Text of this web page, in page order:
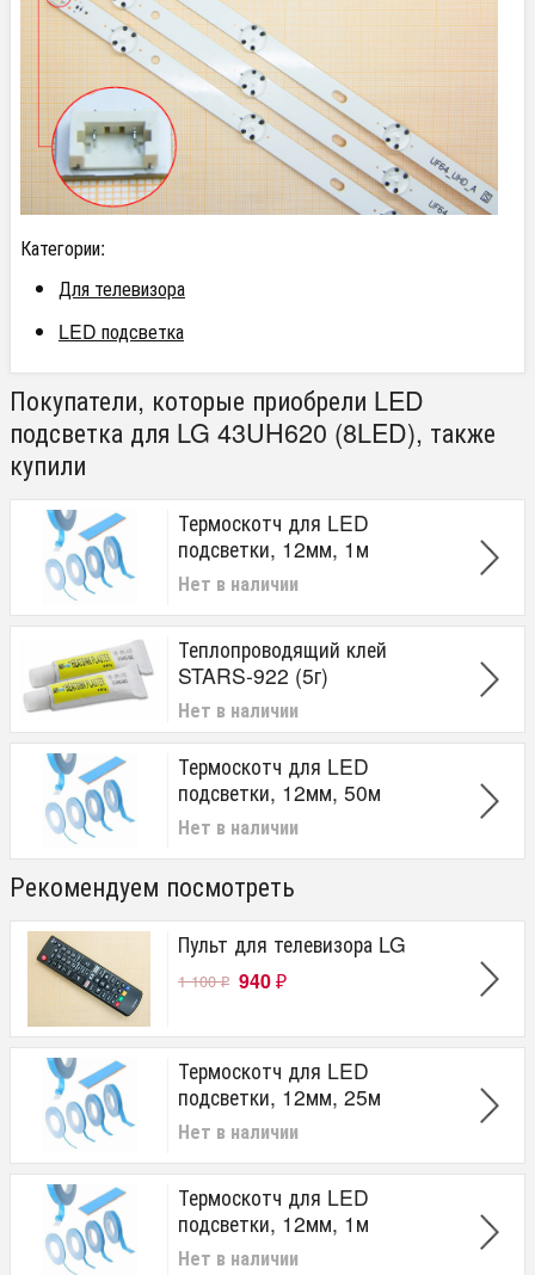
Категории:
Для телевизора
LED подсветка
Покупатели, которые приобрели LED
подсветка для LG 43UH620 (8LED), также
купили
Термоскотч для LED
подсветки, 12мм, 1м
Нет в наличии
Теплопроводящий клей
STARS-922 (5г)
Нет в наличии
Термоскотч для LED
подсветки, 12мм, 50м
Нет в наличии
Рекомендуем посмотреть
Пульт для телевизора LG
1 100₽ 940 ₽
Термоскотч для LED
подсветки, 12мм, 25м
Нет в наличии
Термоскотч для LED
подсветки, 12мм, 1м
Нет в наличии